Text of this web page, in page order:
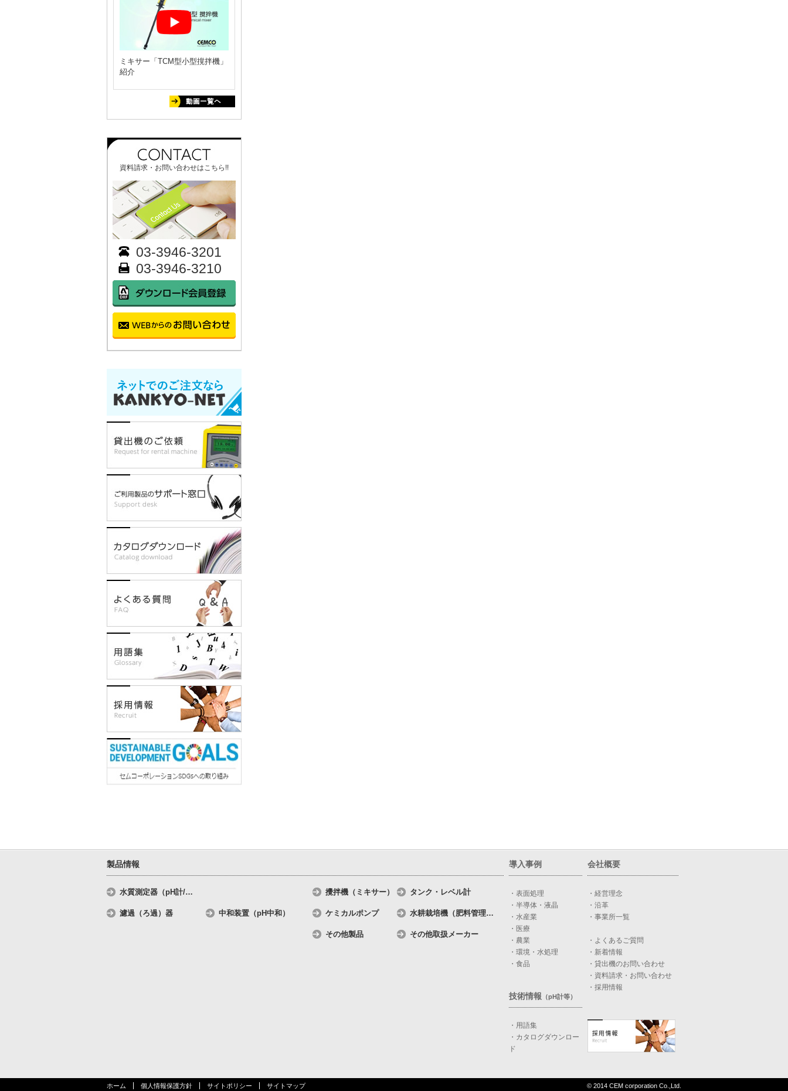
ミキサー「TCM型小型撹拌機」
紹介
資料請求・お問い合わせはこちら!!
03-3946-3201
03-3946-3210
製品情報
水質測定器（pH計/…
濾過（ろ過）器 中和装置（pH中和）
攪拌機（ミキサー） タンク・レベル計
ケミカルポンプ 水耕栽培機（肥料管理…
その他製品 その他取扱メーカー
導入事例 会社概要
・表面処理
・経営理念
・半導体・液晶
・沿革
・水産業
・事業所一覧
・医療
・農業
・よくあるご質問
・環境・水処理
・新着情報
・食品
・貸出機のお問い合わせ
・資料請求・お問い合わせ
技術情報 （pH計等）
・採用情報
・用語集
・カタログダウンロー
ド
ホーム 個人情報保護方針 サイトポリシー サイトマップ © 2014 CEM corporation Co.,Ltd.